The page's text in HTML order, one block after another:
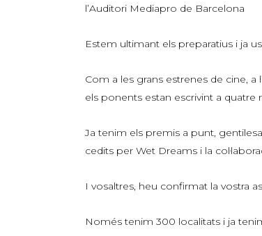
l’Auditori Mediapro de Barcelona
Estem ultimant els preparatius i ja
Com a les grans estrenes de cine,
els ponents estan escrivint a quatre
Ja tenim els premis a punt,
cedits per Wet Dreams i la
I vosaltres, heu confirmat la vostra
Només tenim 300 localitats i ja